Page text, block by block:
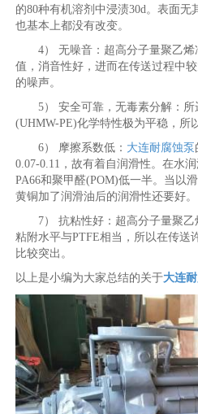
的80种有机溶剂中浸渍30d。表面
也基本上都没有改变。
4） 无噪音：超高分子量聚乙烯
值，消音性好，进而在传送过程中
的噪声。
5） 安全可靠，无毒素分解：所
(UHMW-PE)化学特性极为平稳，所
6） 摩擦系数低： 大连耐腐蚀泵
0.07-0.11，故有着自润滑性。在水
PA66和聚甲醛(POM)低一半。当以
黄铜加了润滑油后的润滑性还要好。
7） 抗粘性好：超高分子量聚乙
粘附水平与PTFE相当，所以在传送
比较突出。
以上是小编为大家总结的关于大连